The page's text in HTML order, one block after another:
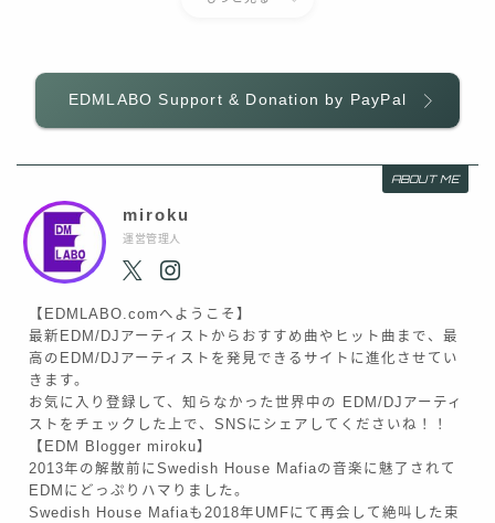
EDMLABO Support & Donation by PayPal
ABOUT ME
miroku
運営管理人
【EDMLABO.comへようこそ】
最新EDM/DJアーティストからおすすめ曲やヒット曲まで、最
高のEDM/DJアーティストを発見できるサイトに進化させてい
きます。
お気に入り登録して、知らなかった世界中の EDM/DJアーティ
ストをチェックした上で、SNSにシェアしてくださいね！！
【EDM Blogger miroku】
2013年の解散前にSwedish House Mafiaの音楽に魅了されて
EDMにどっぷりハマりました。
Swedish House Mafiaも2018年UMFにて再会して絶叫した束